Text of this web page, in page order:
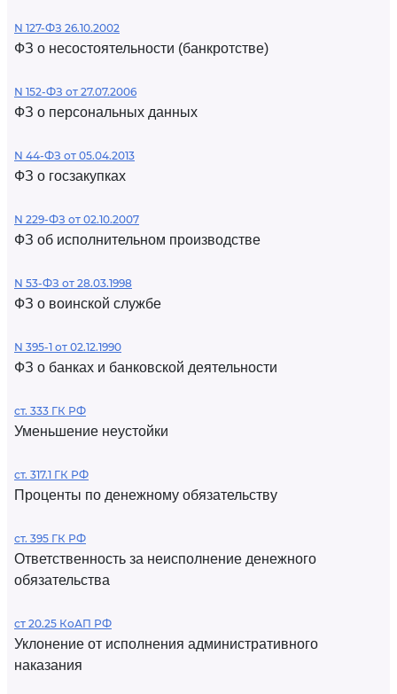
N 127-ФЗ 26.10.2002
ФЗ о несостоятельности (банкротстве)
N 152-ФЗ от 27.07.2006
ФЗ о персональных данных
N 44-ФЗ от 05.04.2013
ФЗ о госзакупках
N 229-ФЗ от 02.10.2007
ФЗ об исполнительном производстве
N 53-ФЗ от 28.03.1998
ФЗ о воинской службе
N 395-1 от 02.12.1990
ФЗ о банках и банковской деятельности
ст. 333 ГК РФ
Уменьшение неустойки
ст. 317.1 ГК РФ
Проценты по денежному обязательству
ст. 395 ГК РФ
Ответственность за неисполнение денежного
обязательства
ст 20.25 КоАП РФ
Уклонение от исполнения административного
наказания